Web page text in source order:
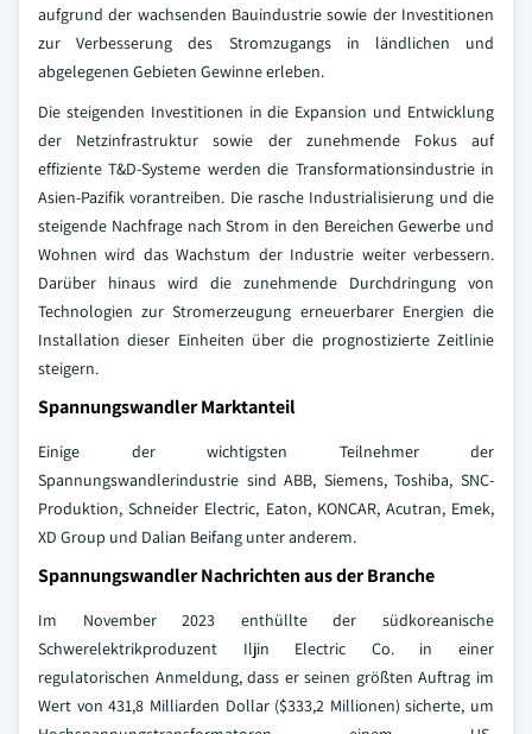
aufgrund der wachsenden Bauindustrie sowie der Investitionen
zur Verbesserung des Stromzugangs in ländlichen und
abgelegenen Gebieten Gewinne erleben.
Die steigenden Investitionen in die Expansion und Entwicklung
der Netzinfrastruktur sowie der zunehmende Fokus auf
effiziente T&D-Systeme werden die Transformationsindustrie in
Asien-Pazifik vorantreiben. Die rasche Industrialisierung und die
steigende Nachfrage nach Strom in den Bereichen Gewerbe und
Wohnen wird das Wachstum der Industrie weiter verbessern.
Darüber hinaus wird die zunehmende Durchdringung von
Technologien zur Stromerzeugung erneuerbarer Energien die
Installation dieser Einheiten über die prognostizierte Zeitlinie
steigern.
Spannungswandler Marktanteil
Einige der wichtigsten Teilnehmer der
Spannungswandlerindustrie sind ABB, Siemens, Toshiba, SNC-
Produktion, Schneider Electric, Eaton, KONCAR, Acutran, Emek,
XD Group und Dalian Beifang unter anderem.
Spannungswandler Nachrichten aus der Branche
Im November 2023 enthüllte der südkoreanische
Schwerelektrikproduzent Iljin Electric Co. in einer
regulatorischen Anmeldung, dass er seinen größten Auftrag im
Wert von 431,8 Milliarden Dollar ($333,2 Millionen) sicherte, um